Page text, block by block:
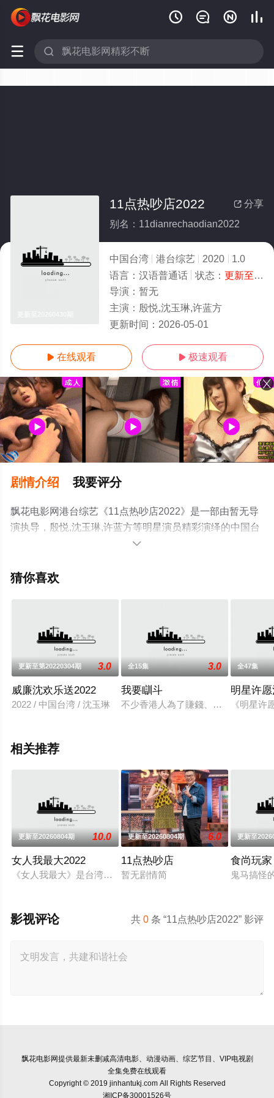
   
 
 分享
11点热吵店2022
别名：11dianrechaodian2022
中国台湾 港台综艺 2020
1.0
语言： 汉语普通话 状态： 更新至20260430期
导演： 暂无
主演： 殷悦,沈玉琳,许蓝方
更新时间： 2026-05-01
 在线观看  极速观看
剧情介绍 我要评分
飘花电影网港台综艺《11点热吵店2022》是一部由暂无导
演执导，殷悦,沈玉琳,许蓝方等明星演员精彩演绎的中国台
湾综艺，手机免费观看高清无删减完整版综艺节目就上飘
网等平台了解。

猜你喜欢
更新至第20220304期 3.0
威廉沈欢乐送2022
2022 / 中国台湾 / 沈玉琳
全15集 3.0
我要瞓斗
不少香港人為了賺錢、玩樂等不同原
全47集
明星许
《明星
相关推荐
更新至20260804期 10.0
女人我最大2022
《女人我最大》是台湾一个女性类的电视娱乐节目，讨论各种
更新至20260804期 6.0
11点热吵店
暂无剧情简
更新至
食尚玩家
鬼马搞怪
共0 条 “11点热吵店2022” 影评
影视评论
飘花电影网提供最新未删减高清电影、动漫动画、综艺节目、VIP电视剧
全集免费在线观看
Copyright © 2019 jinhantukj.com All Rights Reserved
湘ICP备30001526号